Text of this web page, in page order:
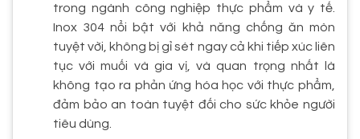
trong ngành công nghiệp thực phẩm và y tế.
Inox 304 nổi bật với khả năng chống ăn mòn
tuyệt vời, không bị gỉ sét ngay cả khi tiếp xúc liên
tục với muối và gia vị, và quan trọng nhất là
không tạo ra phản ứng hóa học với thực phẩm,
đảm bảo an toàn tuyệt đối cho sức khỏe người
tiêu dùng.